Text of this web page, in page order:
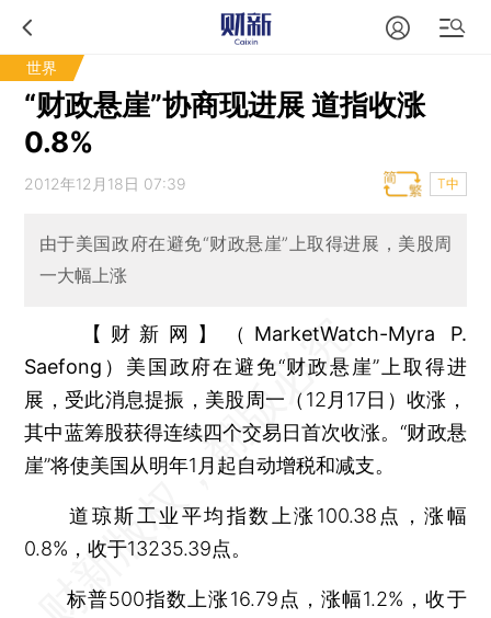
世界
“财政悬崖”协商现进展 道指收涨
0.8%
2012年12月18日 07:39 T中
由于美国政府在避免“财政悬崖”上取得进展，美股周
一大幅上涨
【财新网】（MarketWatch-Myra P.
Saefong） 美国政府在避免“财政悬崖”上取得进
展，受此消息提振，美股周一（12月17日）收涨，
其中蓝筹股获得连续四个交易日首次收涨。“财政悬
崖”将使美国从明年1月起自动增税和减支。
道琼斯工业平均指数上涨100.38点，涨幅
0.8%，收于13235.39点。
标普500指数上涨16.79点，涨幅1.2%，收于